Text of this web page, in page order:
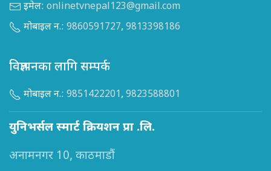
इमेल: onlinetvnepal123@gmail.com
मोबाइल न.: 9860591727, 9813398186
विज्ञापनका लागि सम्पर्क
मोबाइल न.: 9851422201, 9823588801
युनिभर्सल स्मार्ट क्रियशन प्रा .लि.
अनामनगर 10, काठमाडौं